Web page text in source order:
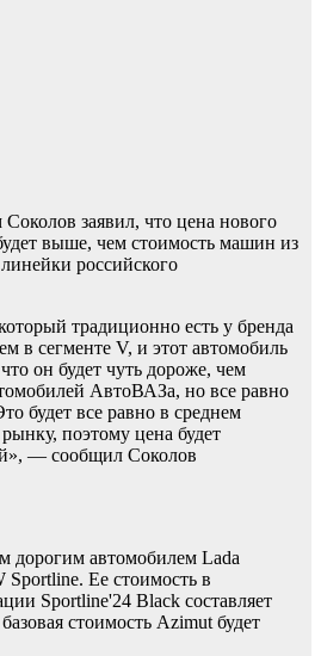
заявил, что цена нового
выше, чем стоимость машин из
российского
традиционно есть у бренда
в сегменте V, и этот автомобиль
он будет чуть дороже, чем
АвтоВАЗа, но все равно
будет все равно в среднем
поэтому цена будет
— сообщил Соколов
автомобилем Lada
Sportline. Ее стоимость в
Sportline'24 Black составляет
стоимость Azimut будет